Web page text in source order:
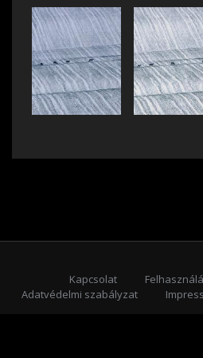
Kapcsolat
Adatvédelmi szabályzat